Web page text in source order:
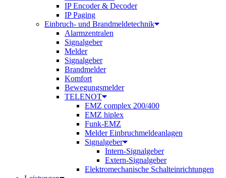
IP Encoder & Decoder
IP Paging
Einbruch- und Brandmeldetechnik
Alarmzentralen
Signalgeber
Melder
Signalgeber
Brandmelder
Komfort
Bewegungsmelder
TELENOT
EMZ complex 200/400
EMZ hiplex
Funk-EMZ
Melder Einbruchmeldeanlagen
Signalgeber
Intern-Signalgeber
Extern-Signalgeber
Elektromechanische Schalteinrichtungen